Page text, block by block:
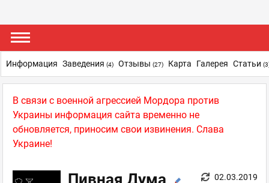
В связи с военной агрессией Мордора против
Украины информация сайта временно не
обновляется, приносим свои извинения. Слава
Украине!
Пивная Дума
02.03.2019
Информация Заведения (4) Отзывы (27) Карта Галерея Статьи